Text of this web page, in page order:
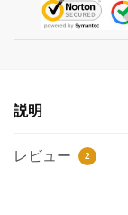
balloons
Tote
個
説明
レビュー 2